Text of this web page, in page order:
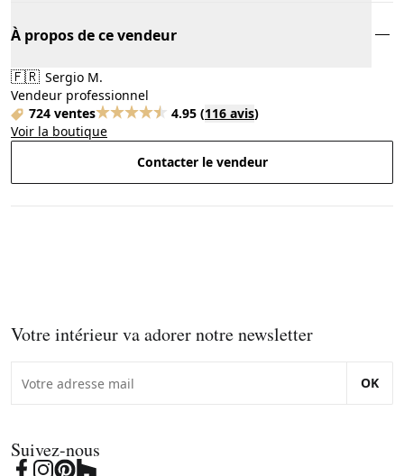
À propos de ce vendeur
🇫🇷 Sergio M.
Vendeur professionnel
724 ventes
4.95 (116 avis)
Voir la boutique
Contacter le vendeur
Votre intérieur va adorer notre newsletter
OK
Suivez-nous